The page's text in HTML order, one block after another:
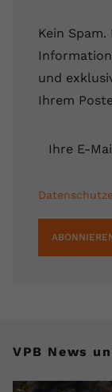
Kein
und
Ihrem
Ihre E-
VPB News